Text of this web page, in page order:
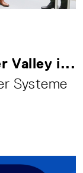
Valley i...
Systeme